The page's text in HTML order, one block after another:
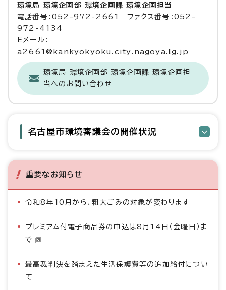
環境局 環境企画部 環境企画課 環境企画担当
電話番号：052-972-2661 ファクス番号：052-
972-4134
Eメール：
a2661@kankyokyoku.city.nagoya.lg.jp
環境局 環境企画部 環境企画課 環境企画担
当へのお問い合わせ
名古屋市環境審議会の開催状況
重要なお知らせ
令和8年10月から、粗大ごみの対象が変わります
プレミアム付電子商品券の申込は8月14日（金曜日）ま
で
最高裁判決を踏まえた生活保護費等の追加給付につい
て